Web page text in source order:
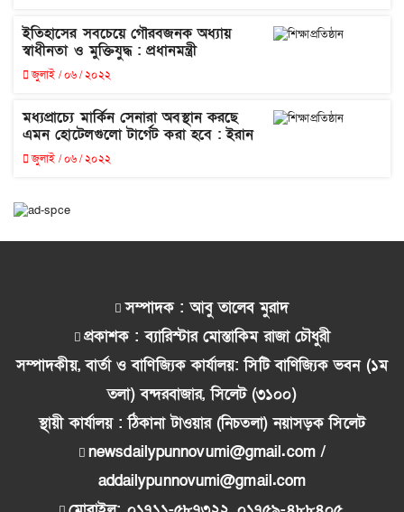
ইতিহাসের সবচেয়ে গৌরবজনক অধ্যায়
স্বাধীনতা ও মুক্তিযুদ্ধ : প্রধানমন্ত্রী
জুলাই / ০৬ / ২০২২
মধ্যপ্রাচ্যে মার্কিন সেনারা অবস্থান করছে
এমন হোটেলগুলো টার্গেট করা হবে : ইরান
জুলাই / ০৬ / ২০২২
সম্পাদক : আবু তালেব মুরাদ
প্রকাশক : ব্যারিস্টার মোস্তাকিম রাজা চৌধুরী
সম্পাদকীয়, বার্তা ও বাণিজ্যিক কার্যালয়: সিটি বাণিজ্যিক ভবন (১ম
তলা) বন্দরবাজার, সিলেট (৩১০০)
স্থায়ী কার্যালয় : ঠিকানা টাওয়ার (নিচতলা) নয়াসড়ক সিলেট
newsdailypunnovumi@gmail.com /
addailypunnovumi@gmail.com